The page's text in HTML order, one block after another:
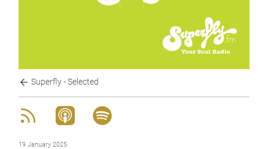
Superfly - Selected
19 January 2025